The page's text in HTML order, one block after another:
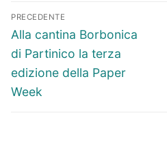
Navigazione
articoli
PRECEDENTE
Articolo
precedente:
Alla cantina Borbonica
di Partinico la terza
edizione della Paper
Week